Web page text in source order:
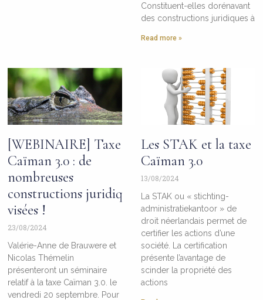
Constituent-elles dorénavant
des constructions juridiques à
Read more »
[WEBINAIRE] Taxe
Caïman 3.0 : de
nombreuses
constructions juridiques
visées !
23/08/2024
Valérie-Anne de Brauwere et
Nicolas Thémelin
présenteront un séminaire
relatif à la taxe Caïman 3.0. le
vendredi 20 septembre. Pour
Les STAK et la taxe
Caïman 3.0
13/08/2024
La STAK ou « stichting-
administratiekantoor » de
droit néerlandais permet de
certifier les actions d’une
société. La certification
présente l’avantage de
scinder la propriété des
actions